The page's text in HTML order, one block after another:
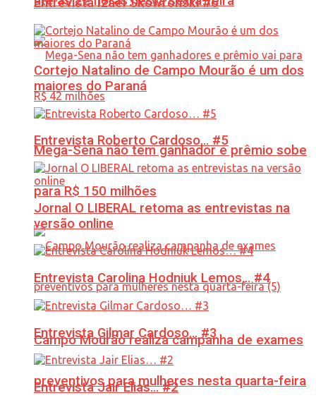
Mega-Sena não tem ganhador e prêmio sobe
para R$ 150 milhões
Campo Mourão realiza campanha de exames
preventivos para mulheres nesta quarta-feira
Cortejo Natalino de Campo Mourão é um dos
maiores do Paraná
Entrevista Roberto Cardoso… #5
Jornal O LIBERAL retoma as entrevistas na
versão online
Entrevista Carolina Hodniuk Lemos… #4
Entrevista Gilmar Cardoso… #3
Entrevista Jair Elias… #2